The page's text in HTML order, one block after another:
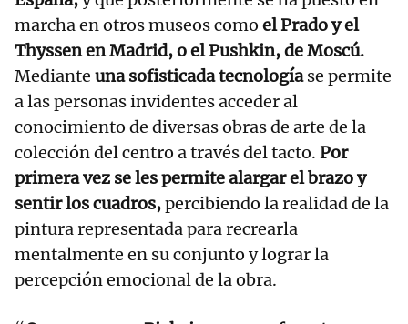
marcha en otros museos como el Prado y el
Thyssen en Madrid, o el Pushkin, de Moscú.
Mediante una sofisticada tecnologíase permite
a las personas invidentes acceder al
conocimiento de diversas obras de arte de la
colección del centro a través del tacto. Por
primera vez se les permite alargar el brazo y
sentir los cuadros,percibiendo la realidad de la
pintura representada para recrearla
mentalmente en su conjunto y lograr la
percepción emocional de la obra.